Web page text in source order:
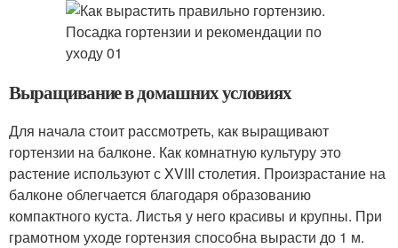
Выращивание в домашних условиях
Для начала стоит рассмотреть, как выращивают
гортензии на балконе. Как комнатную культуру это
растение используют с XVIII столетия. Произрастание на
балконе облегчается благодаря образованию
компактного куста. Листья у него красивы и крупны. При
грамотном уходе гортензия способна вырасти до 1 м.